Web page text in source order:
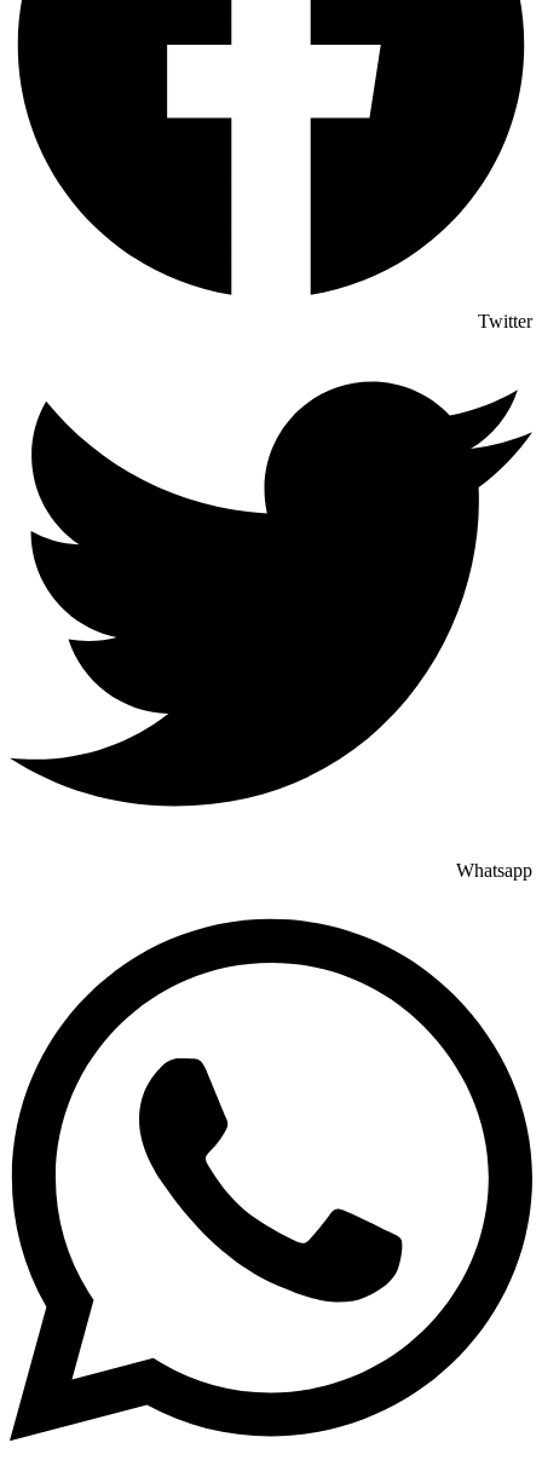
Twitter
Whatsapp